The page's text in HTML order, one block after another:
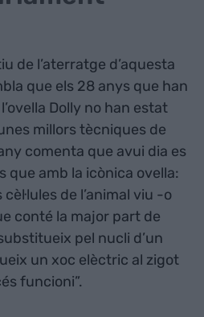
de l’aterratge d’aquesta
que els 28 anys que han
Dolly no han estat
millors tècniques de
comenta que avui dia es
que amb la icònica ovella:
de l’animal viu -o
conté la major part de
pel nucli d’un
un xoc elèctric al zigot
funcioni”.